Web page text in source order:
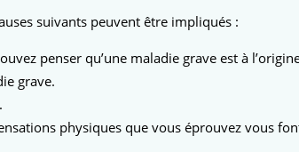
suivants peuvent être impliqués :
penser qu’une maladie grave est à
grave.
physiques que vous éprouvez vous